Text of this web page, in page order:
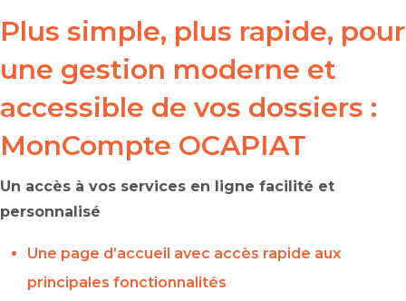
Plus simple, plus rapide, pour
une gestion moderne et
accessible de vos dossiers :
MonCompte OCAPIAT
Un accès à vos services en ligne facilité et
personnalisé
Une page d’accueil avec accès rapide aux
principales fonctionnalités